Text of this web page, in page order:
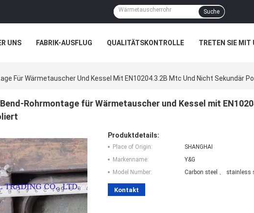
Suche
UNS FABRIK-AUSFLUG QUALITÄTSKONTROLLE TRETEN SIE MIT
Für Wärmetauscher Und Kessel Mit EN10204.3.2B Mtc Und Nicht Sekundär
Rohrmontage für Wärmetauscher und Kessel mit
Produktdetails:
Place of Origin:
SHANGHAI
Markenname:
Y&G
Model Number:
Carbon steel 、 stainless
Kontakt